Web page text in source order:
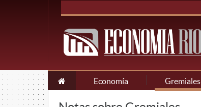
Economía Gremiales